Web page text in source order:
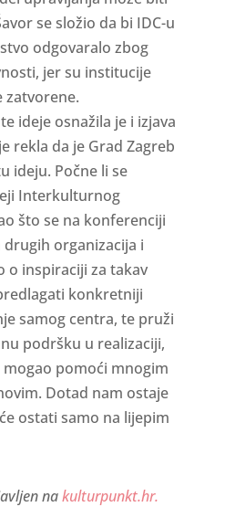
se složio da bi IDC-u
odgovaralo zbog
jer su institucije
zatvorene.
ideje osnažila je i izjava
rekla da je Grad Zagreb
ideju. Počne li se
Interkulturnog
što se na konferenciji
organizacija i
o inspiraciji za takav
konkretniji
samog centra, te pruži
podršku u realizaciji,
pomoći mnogim
Dotad nam ostaje
ostati samo na lijepim
nakulturpunkt.hr.